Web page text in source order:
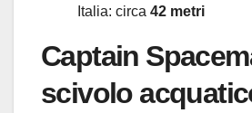
Italia: circa 42 metri
Captain
scivolo